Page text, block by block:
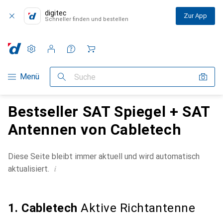
digitec
Schneller finden und bestellen Zur App
Navigation nach Kategorien
Menü Suche
Einstellungen
Kundenkonto
Vergleichslisten
Merklisten
Warenkorb
Bestseller SAT Spiegel + SAT
Antennen von Cabletech
Diese Seite bleibt immer aktuell und wird automatisch
aktualisiert. i
1. Cabletech Aktive Richtantenne